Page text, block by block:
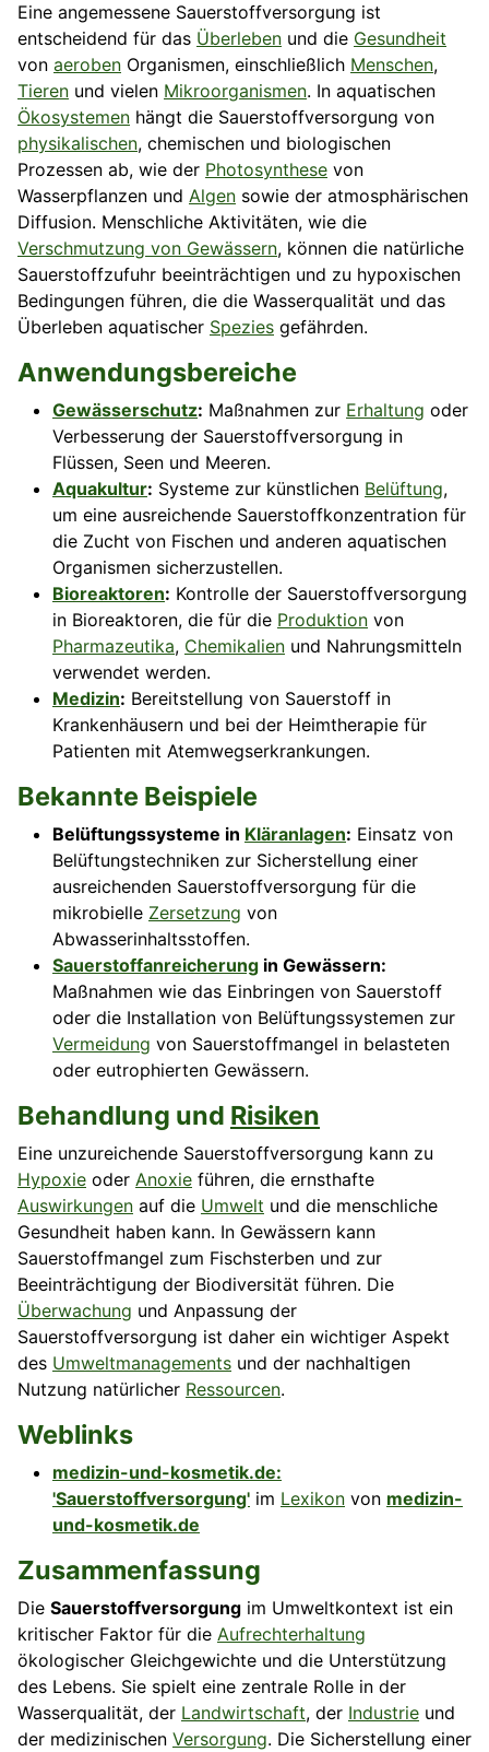
Eine angemessene Sauerstoffversorgung ist
entscheidend für das Überleben und die Gesundheit
von aeroben Organismen, einschließlich Menschen,
Tieren und vielen Mikroorganismen. In aquatischen
Ökosystemen hängt die Sauerstoffversorgung von
physikalischen, chemischen und biologischen
Prozessen ab, wie der Photosynthese von
Wasserpflanzen und Algen sowie der atmosphärischen
Diffusion. Menschliche Aktivitäten, wie die
Verschmutzung von Gewässern, können die natürliche
Sauerstoffzufuhr beeinträchtigen und zu hypoxischen
Bedingungen führen, die die Wasserqualität und das
Überleben aquatischer Spezies gefährden.
Anwendungsbereiche
Gewässerschutz: Maßnahmen zur Erhaltung oder
Verbesserung der Sauerstoffversorgung in
Flüssen, Seen und Meeren.
Aquakultur: Systeme zur künstlichen Belüftung,
um eine ausreichende Sauerstoffkonzentration für
die Zucht von Fischen und anderen aquatischen
Organismen sicherzustellen.
Bioreaktoren: Kontrolle der Sauerstoffversorgung
in Bioreaktoren, die für die Produktion von
Pharmazeutika, Chemikalien und Nahrungsmitteln
verwendet werden.
Medizin: Bereitstellung von Sauerstoff in
Krankenhäusern und bei der Heimtherapie für
Patienten mit Atemwegserkrankungen.
Bekannte Beispiele
Belüftungssysteme in Kläranlagen: Einsatz von
Belüftungstechniken zur Sicherstellung einer
ausreichenden Sauerstoffversorgung für die
mikrobielle Zersetzung von
Abwasserinhaltsstoffen.
Sauerstoffanreicherung in Gewässern:
Maßnahmen wie das Einbringen von Sauerstoff
oder die Installation von Belüftungssystemen zur
Vermeidung von Sauerstoffmangel in belasteten
oder eutrophierten Gewässern.
Behandlung und Risiken
Eine unzureichende Sauerstoffversorgung kann zu
Hypoxie oder Anoxie führen, die ernsthafte
Auswirkungen auf die Umwelt und die menschliche
Gesundheit haben kann. In Gewässern kann
Sauerstoffmangel zum Fischsterben und zur
Beeinträchtigung der Biodiversität führen. Die
Überwachung und Anpassung der
Sauerstoffversorgung ist daher ein wichtiger Aspekt
des Umweltmanagements und der nachhaltigen
Nutzung natürlicher Ressourcen.
Weblinks
medizin-und-kosmetik.de:
'Sauerstoffversorgung' im Lexikon von medizin-
und-kosmetik.de
Zusammenfassung
Die Sauerstoffversorgung im Umweltkontext ist ein
kritischer Faktor für die Aufrechterhaltung
ökologischer Gleichgewichte und die Unterstützung
des Lebens. Sie spielt eine zentrale Rolle in der
Wasserqualität, der Landwirtschaft, der Industrie und
der medizinischen Versorgung. Die Sicherstellung einer